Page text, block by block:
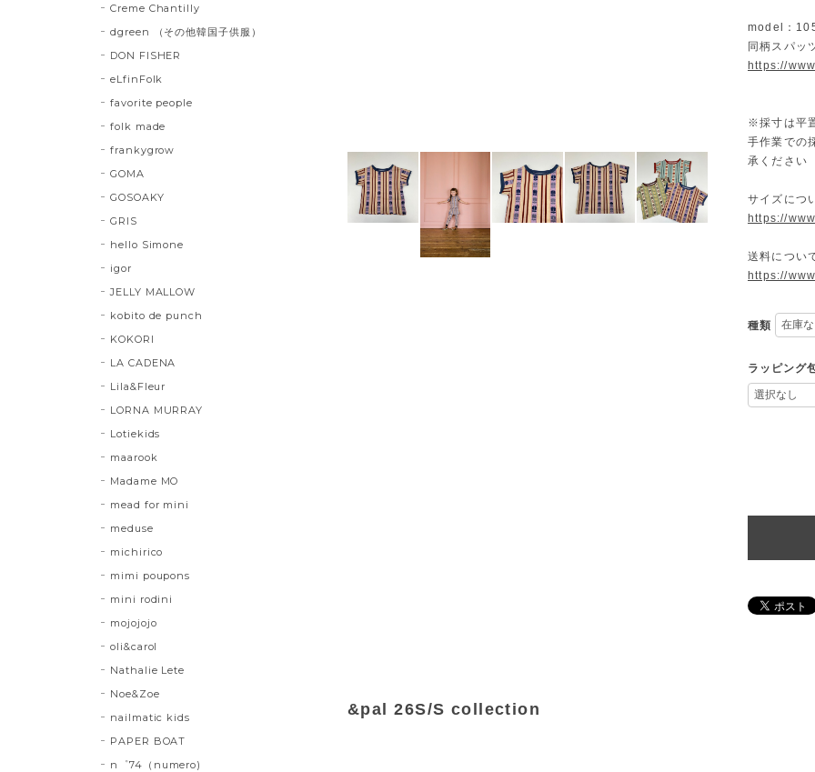
model：
同柄スパッ
https://
※採寸は平
手作業での
承ください
サイズにつ
https://
送料につい
https://
種類
ラッピング
&pal 26S/S collection
Creme Chantilly
dgreen （その他韓国子供服）
DON FISHER
eLfinFolk
favorite people
folk made
frankygrow
GOMA
GOSOAKY
GRIS
hello Simone
igor
JELLY MALLOW
kobito de punch
KOKORI
LA CADENA
Lila&Fleur
LORNA MURRAY
Lotiekids
maarook
Madame MO
mead for mini
meduse
michirico
mimi poupons
mini rodini
mojojojo
oli&carol
Nathalie Lete
Noe&Zoe
nailmatic kids
PAPER BOAT
n゜74（numero)